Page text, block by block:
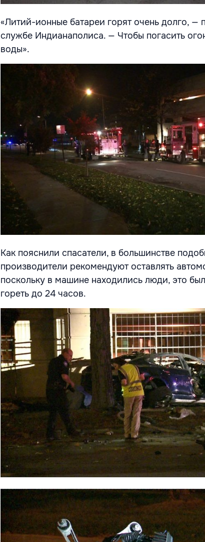
«Литий-ионные батареи горят очень долго,
службе Индианаполиса. — Чтобы погасить
воды».
Как пояснили спасатели, в большинстве
производители рекомендуют оставлять
поскольку в машине находились люди, это
гореть до 24 часов.